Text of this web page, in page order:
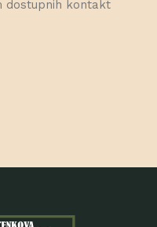
dostupnih kontakt